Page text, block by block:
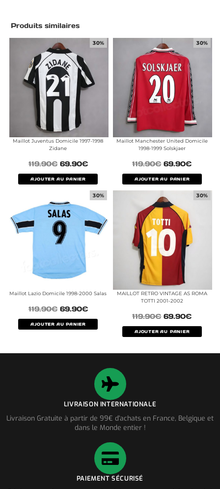
Produits similaires
30%
Maillot Juventus Domicile 1997-1998
Zidane
119.90€ 69.90€
AJOUTER AU PANIER
30%
Maillot Manchester United Domicile
1998-1999 Solskjaer
119.90€ 69.90€
AJOUTER AU PANIER
30%
Maillot Lazio Domicile 1998-2000 Salas
119.90€ 69.90€
AJOUTER AU PANIER
30%
MAILLOT RETRO VINTAGE AS ROMA
TOTTI 2001-2002
119.90€ 69.90€
AJOUTER AU PANIER
LIVRAISON INTERNATIONALE
Livraison Gratuite à partir de 99€ d'achats en France, Belgique et
dans le Monde entier !
PAIEMENT SÉCURISÉ